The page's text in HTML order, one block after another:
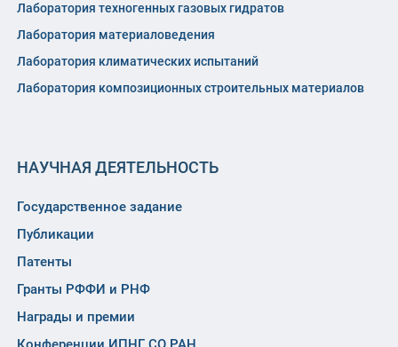
Лаборатория техногенных газовых гидратов
Лаборатория материаловедения
Лаборатория климатических испытаний
Лаборатория композиционных строительных материалов
НАУЧНАЯ ДЕЯТЕЛЬНОСТЬ
Государственное задание
Публикации
Патенты
Гранты РФФИ и РНФ
Награды и премии